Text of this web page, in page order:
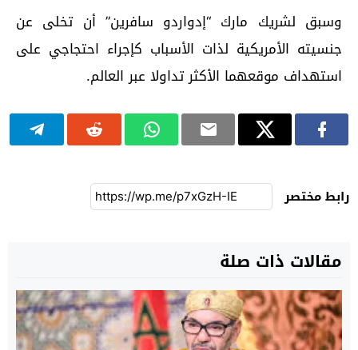
وسبق لشريك مارك “إدواردو سافرين” أن تخلى عن
جنسيته الأمريكية لذات الأسباب كإجراء احتجاجي على
استهداف موقعهما الأكثر تداولا عبر العالم.
رابط مختصر
مقالات ذات صلة